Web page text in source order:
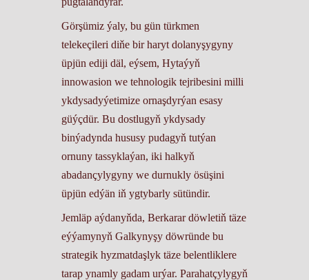
Görşümiz ýaly, bu gün türkmen
telekeçileri diňe bir haryt dolanyşygyny
üpjün ediji däl, eýsem, Hytaýyň
innowasion we tehnologik tejribesini milli
ykdysadyýetimize ornaşdyrýan esasy
güýçdür. Bu dostlugyň ykdysady
binýadynda hususy pudagyň tutýan
ornuny tassyklaýan, iki halkyň
abadançylygyny we durnukly ösüşini
üpjün edýän iň ygtybarly sütündir.
Jemläp aýdanyňda, Berkarar döwletiň täze
eýýamynyň Galkynyşy döwründe bu
strategik hyzmatdaşlyk täze belentliklere
tarap ynamly gadam urýar. Parahatçylygyň